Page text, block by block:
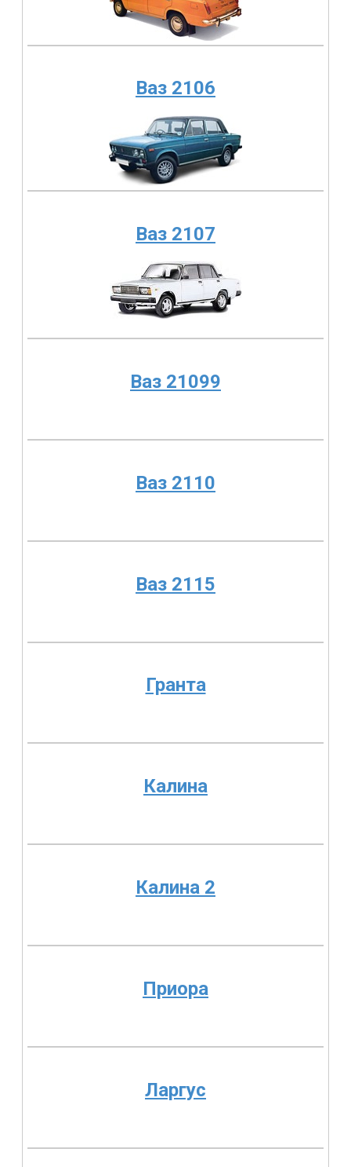
Ваз 2106
Ваз 2107
Ваз 21099
Ваз 2110
Ваз 2115
Гранта
Калина
Калина 2
Приора
Ларгус